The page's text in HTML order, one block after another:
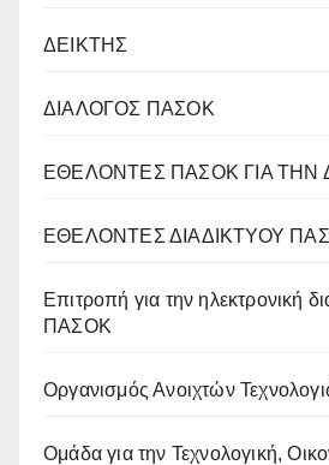
ΔΕΙΚΤΗΣ
ΔΙΑΛΟΓΟΣ ΠΑΣΟΚ
ΕΘΕΛΟΝΤΕΣ ΠΑΣΟΚ ΓΙΑ ΤΗΝ
ΕΘΕΛΟΝΤΕΣ ΔΙΑΔΙΚΤΥΟΥ
Επιτροπή για την ηλεκτρονική
ΠΑΣΟΚ
Οργανισμός Ανοιχτών
Oμάδα για την Τεχνολογική,